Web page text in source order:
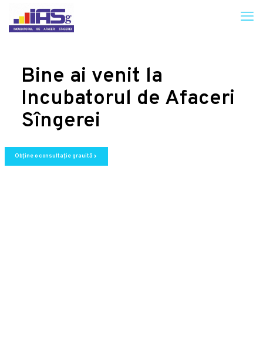
Bine ai venit la
Incubatorul de Afaceri
Sîngerei
Obține o consultație grauită chevron_right